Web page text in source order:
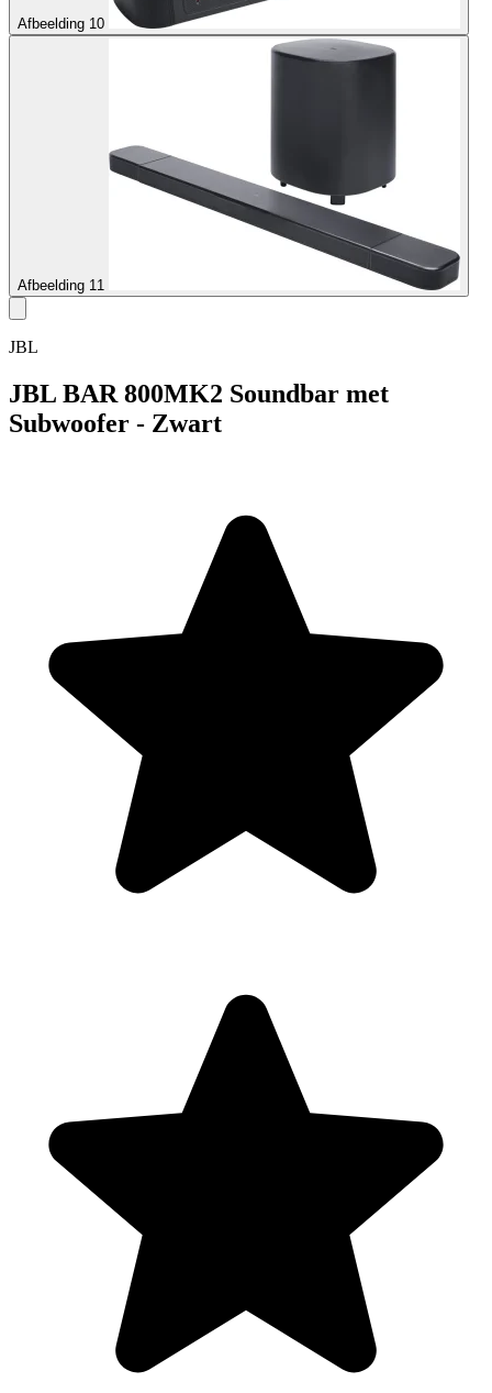
Afbeelding 10
Afbeelding 11
JBL
JBL BAR 800MK2 Soundbar met
Subwoofer - Zwart